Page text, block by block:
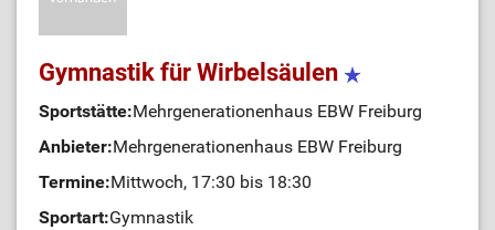
Gymnastik für Wirbelsäulen
Sportstätte:Mehrgenerationenhaus EBW Freiburg
Anbieter:Mehrgenerationenhaus EBW Freiburg
Termine:Mittwoch, 17:30 bis 18:30
Sportart:Gymnastik